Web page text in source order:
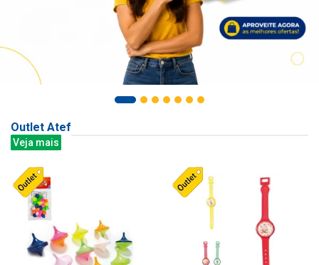
Outlet Atef
Veja mais